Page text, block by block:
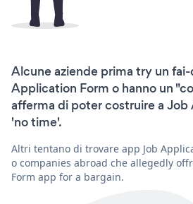
Alcune aziende prima try un
Application Form o hanno un
afferma di poter costruire a
'no time'.
Altri tentano di trovare app Job
o companies abroad che allegedly
Form app for a bargain.